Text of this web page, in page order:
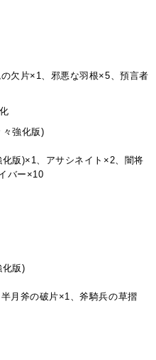
欠片×1、邪悪な羽根×5、預言者
強化版)
版)×1、アサシネイト×2、闇将
バー×10
化版)
月斧の破片×1、斧騎兵の草摺